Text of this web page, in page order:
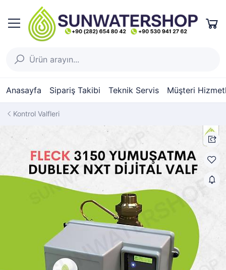
Anasayfa Sipariş Takibi Teknik Servis Müşteri
Kontrol Valfleri